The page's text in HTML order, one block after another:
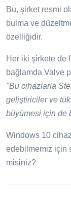
Bu, şirket resmi
bulma ve
özelliğidir.
Her iki şirkete de
bağlamda Valve
"Bu cihazlarla
geliştiriciler ve
büyümesi için de
Windows 10
edebilmemiz için
misiniz?